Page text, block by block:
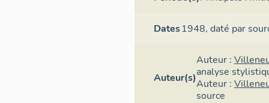
Dates1948,daté par
Auteur(s)
Auteur :
analyse
Auteur :
source